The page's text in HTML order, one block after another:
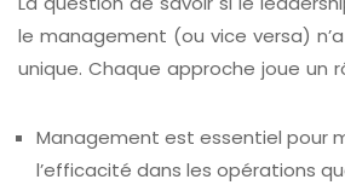
le management (ou vice versa)
unique. Chaque approche joue un
Management est essentiel pour
l’efficacité dans les opérations